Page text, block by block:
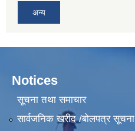
अन्य
Notices
सूचना तथा समाचार
सार्वजनिक खरीद /बोलपत्र सूचना